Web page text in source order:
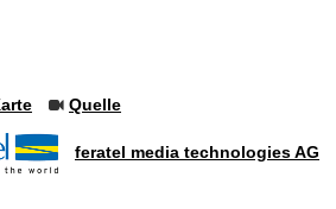
Quelle
feratel media technologies AG